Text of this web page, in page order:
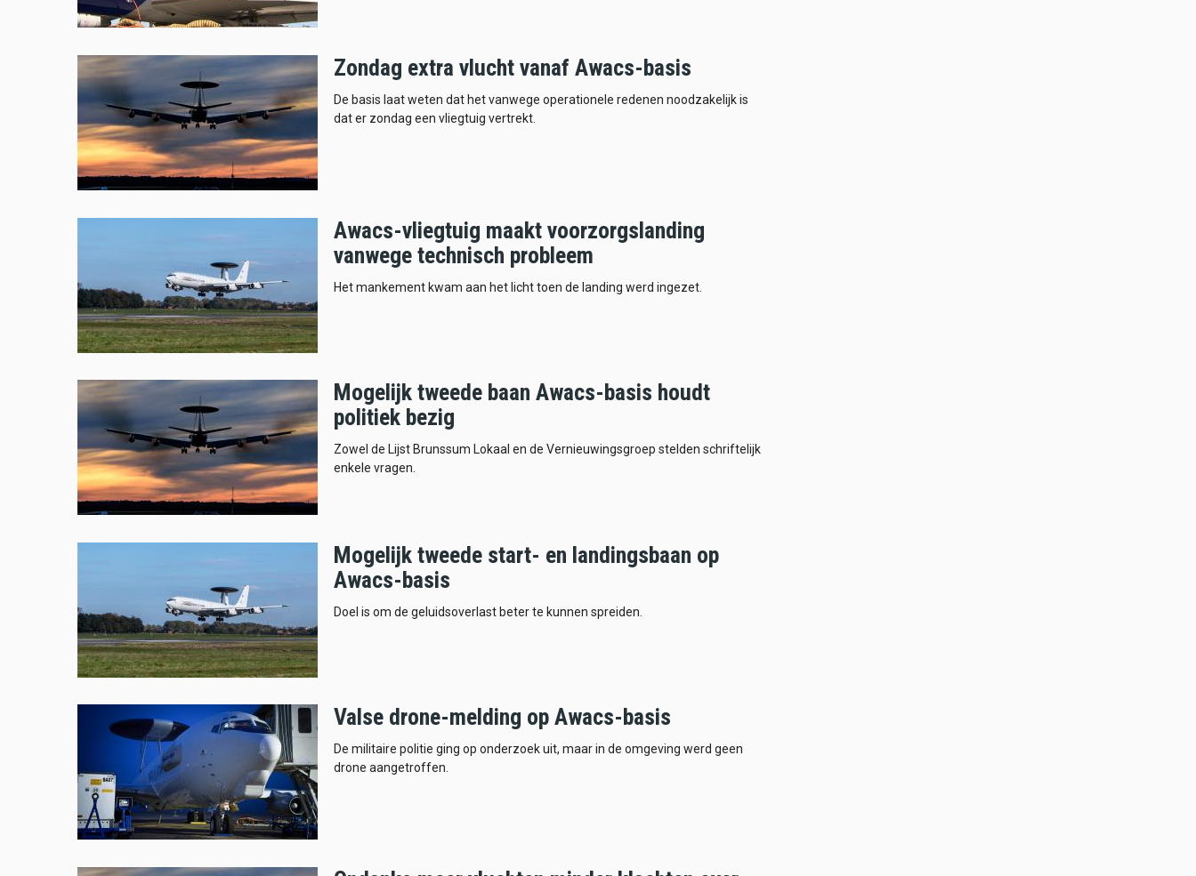
Zondag extra vlucht vanaf Awacs-basis
De basis laat weten dat het vanwege operationele redenen noodzakelijk is
dat er zondag een vliegtuig vertrekt.
Awacs-vliegtuig maakt voorzorgslanding
vanwege technisch probleem
Het mankement kwam aan het licht toen de landing werd ingezet.
Mogelijk tweede baan Awacs-basis houdt
politiek bezig
Zowel de Lijst Brunssum Lokaal en de Vernieuwingsgroep stelden schriftelijk
enkele vragen.
Mogelijk tweede start- en landingsbaan op
Awacs-basis
Doel is om de geluidsoverlast beter te kunnen spreiden.
Valse drone-melding op Awacs-basis
De militaire politie ging op onderzoek uit, maar in de omgeving werd geen
drone aangetroffen.